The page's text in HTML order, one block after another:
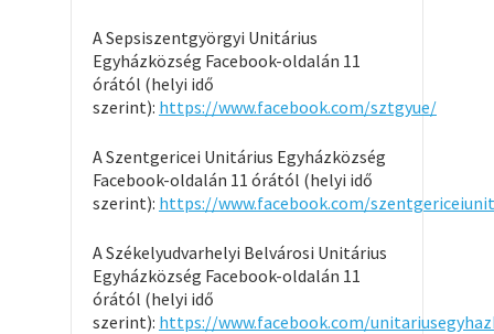
A Sepsiszentgyörgyi Unitárius
Egyházközség Facebook-oldalán 11
órától (helyi idő
szerint): https://www.facebook.com/sztgyue/
A Szentgericei Unitárius Egyházközség
Facebook-oldalán 11 órától (helyi idő
szerint): https://www.facebook.com/
A Székelyudvarhelyi Belvárosi Unitárius
Egyházközség Facebook-oldalán 11
órától (helyi idő
szerint): https://www.facebook.com/